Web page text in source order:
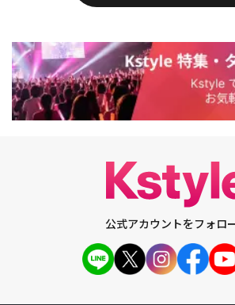
公式アカウントをフォロ